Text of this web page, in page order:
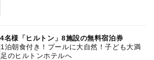
名様「ヒルトン」8施設の無料宿泊券
1泊朝食付き！プールに大自然！子ども大満
足のヒルトンホテルへ